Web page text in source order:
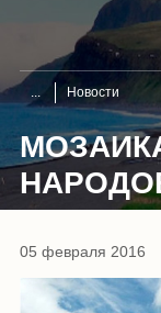
Новости
05 февраля 2016